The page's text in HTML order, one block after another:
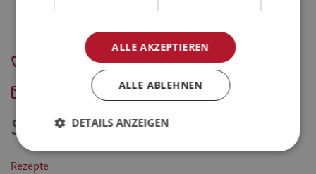
CVR-nummer: 31241316
+45 7211 5555
E-Mail senden
Startseite
Rezepte
ALLE AKZEPTIEREN
ALLE ABLEHNEN
DETAILS ANZEIGEN